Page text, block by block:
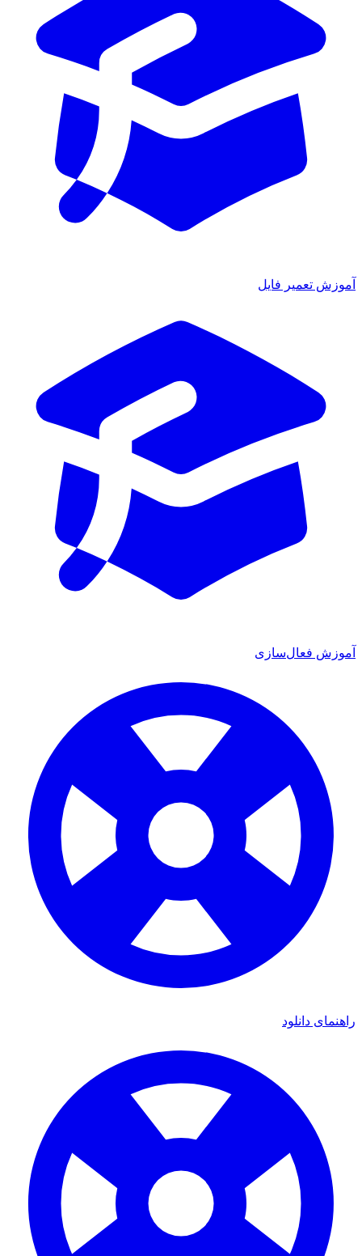
آموزش تعمیر فایل
آموزش فعال‌سازی
راهنمای دانلود